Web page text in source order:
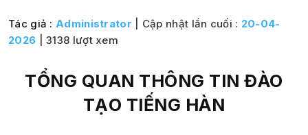
Tác giả : Administrator | Cập nhật lần cuối : 20-04-
2026 | 3138 lượt xem
TỔNG QUAN THÔNG TIN ĐÀO
TẠO TIẾNG HÀN